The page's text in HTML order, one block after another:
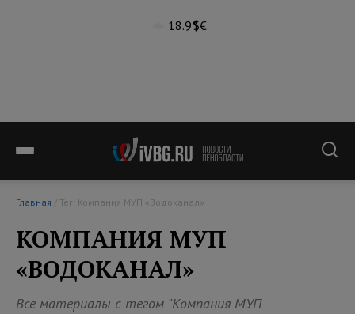
18.9°$€
Главная / Тег: Компания МУП «Водоканал»
КОМПАНИЯ МУП
«ВОДОКАНАЛ»
Все материалы с тегом "Компания МУП